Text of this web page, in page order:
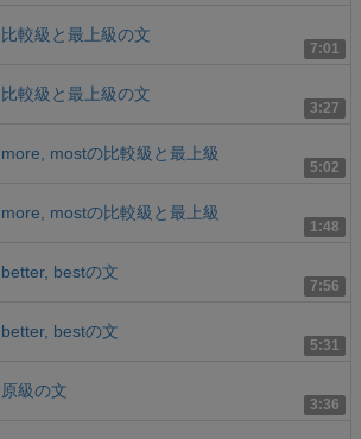
7:01
較級と最上級の文
3:27
較級と最上級の文
5:02
more, mostの比較級と最上級
1:48
more, mostの比較級と最上級
7:56
bestの文
5:31
bestの文
3:36
級の文